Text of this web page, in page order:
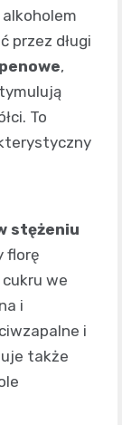
przez długi
,
To
stężeniu
florę
we
i
i
także